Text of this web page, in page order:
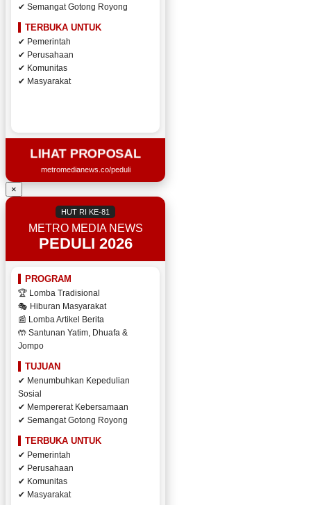
✔ Semangat Gotong Royong
TERBUKA UNTUK
✔ Pemerintah
✔ Perusahaan
✔ Komunitas
✔ Masyarakat
LIHAT PROPOSAL
metromedianews.co/peduli
×
HUT RI KE-81
METRO MEDIA NEWS
PEDULI 2026
PROGRAM
🏆 Lomba Tradisional
🎭 Hiburan Masyarakat
📰 Lomba Artikel Berita
🤲 Santunan Yatim, Dhuafa &
Jompo
TUJUAN
✔ Menumbuhkan Kepedulian
Sosial
✔ Mempererat Kebersamaan
✔ Semangat Gotong Royong
TERBUKA UNTUK
✔ Pemerintah
✔ Perusahaan
✔ Komunitas
✔ Masyarakat